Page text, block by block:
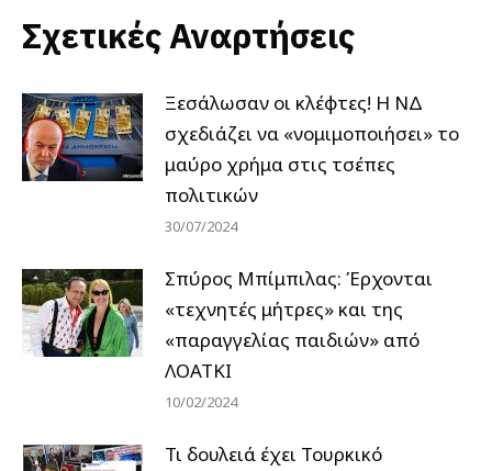
Σχετικές Αναρτήσεις
Ξεσάλωσαν οι κλέφτες! Η ΝΔ
σχεδιάζει να «νομιμοποιήσει» το
μαύρο χρήμα στις τσέπες
πολιτικών
30/07/2024
Σπύρος Μπίμπιλας: Έρχονται
«τεχνητές μήτρες» και της
«παραγγελίας παιδιών» από
ΛΟΑΤΚΙ
10/02/2024
Τι δουλειά έχει Τουρκικό